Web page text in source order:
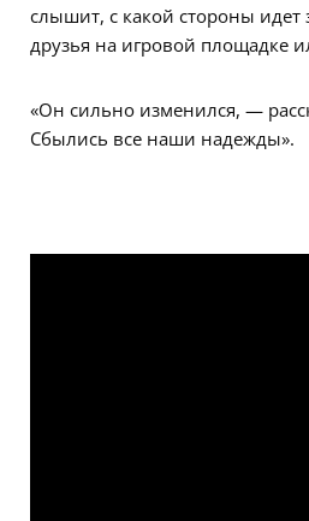
слышит, с какой стороны идет
друзья на игровой площадке
«Он сильно изменился, —
Сбылись все наши надежды».